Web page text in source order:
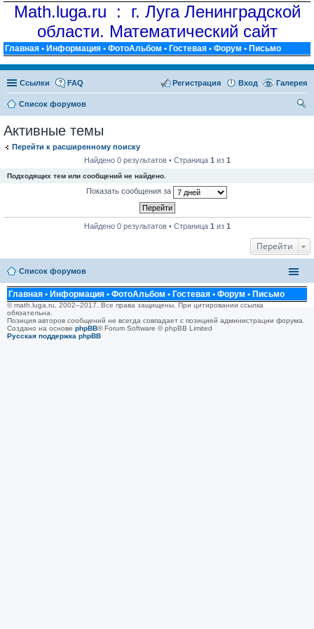
Math.luga.ru : г. Луга Ленинградской
области. Математический сайт
Главная • Информация • ФотоАльбом • Гостевая • Форум • Письмо
Ссылки Галерея
FAQ Вход
Регистрация
Список форумов
Активные темы
Перейти к расширенному поиску
Найдено 0 результатов • Страница 1 из 1
Подходящих тем или сообщений не найдено.
Показать сообщения за
Найдено 0 результатов • Страница 1 из 1
Перейти
Список форумов
Главная • Информация • ФотоАльбом • Гостевая • Форум • Письмо
© math.luga.ru, 2002–2017. Все права защищены. При цитировании ссылка
обязательна.
Позиция авторов сообщений не всегда совпадает с позицией администрации форума.
Создано на основе phpBB® Forum Software © phpBB Limited
Русская поддержка phpBB